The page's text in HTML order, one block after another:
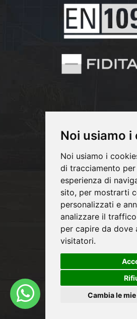
Noi usiamo i
Noi usiamo i
di tracciamento
esperienza di
sito, per mostrarti
personalizzati e
analizzare il
per capire da dove
visitatori.
Cambia le
Copyrights © 2026 PM
diritti riservati.
Partita Iva:
Privacy e Cookie
Sito realizzato con